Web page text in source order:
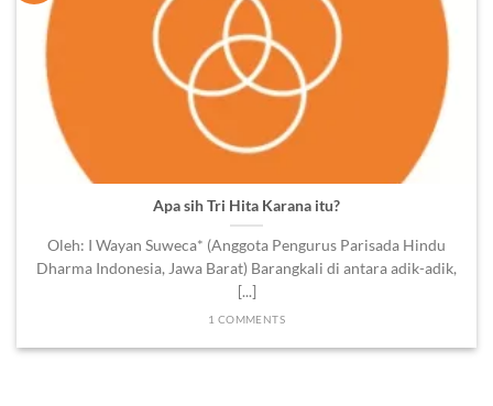
Apa sih Tri Hita Karana itu?
Oleh: I Wayan Suweca* (Anggota Pengurus Parisada Hindu
Dharma Indonesia, Jawa Barat) Barangkali di antara adik-adik,
[...]
1 COMMENTS